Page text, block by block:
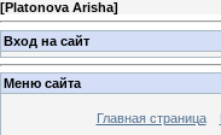
[Platonova Arisha]
Вход на сайт
Меню сайта
Главная страница